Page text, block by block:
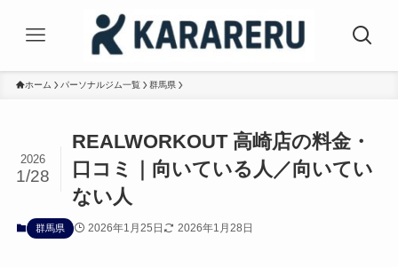
ホーム パーソナルジム一覧 群馬県
REALWORKOUT 高崎店の料金・
口コミ｜向いている人／向いてい
ない人
2026
1/28
群馬県 2026年1月25日 2026年1月28日